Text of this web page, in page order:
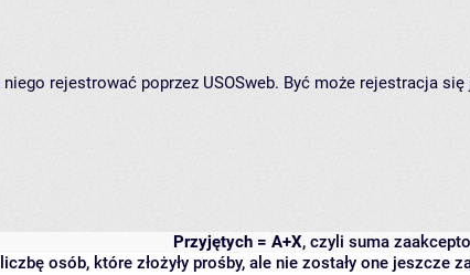
rejestrować poprzez USOSweb. Być może rejestracja się
Przyjętych = A+X, czyli suma
osób, które złożyły prośby, ale nie zostały one jeszcze